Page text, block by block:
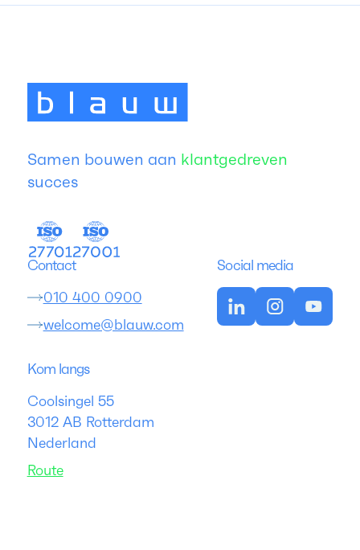
Samen bouwen aan klantgedreven
succes
Contact
010 400 0900
welcome@blauw.com
Kom langs
Coolsingel 55
3012 AB Rotterdam
Nederland
Route
Social media